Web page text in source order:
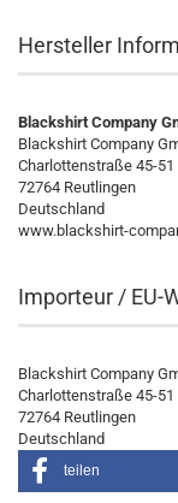
Hersteller
Blackshirt Company
Blackshirt Company
Charlottenstraße 45-51
72764 Reutlingen
Deutschland
www.blackshirt-
Importeur / EU-
Blackshirt Company
Charlottenstraße 45-51
72764 Reutlingen
Deutschland
teilen